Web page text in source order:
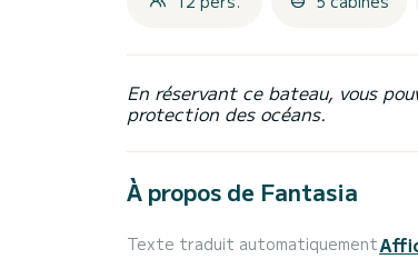
En réservant ce bateau, vous
protection des océans.
À propos de Fantasia
Texte traduit automatiquement